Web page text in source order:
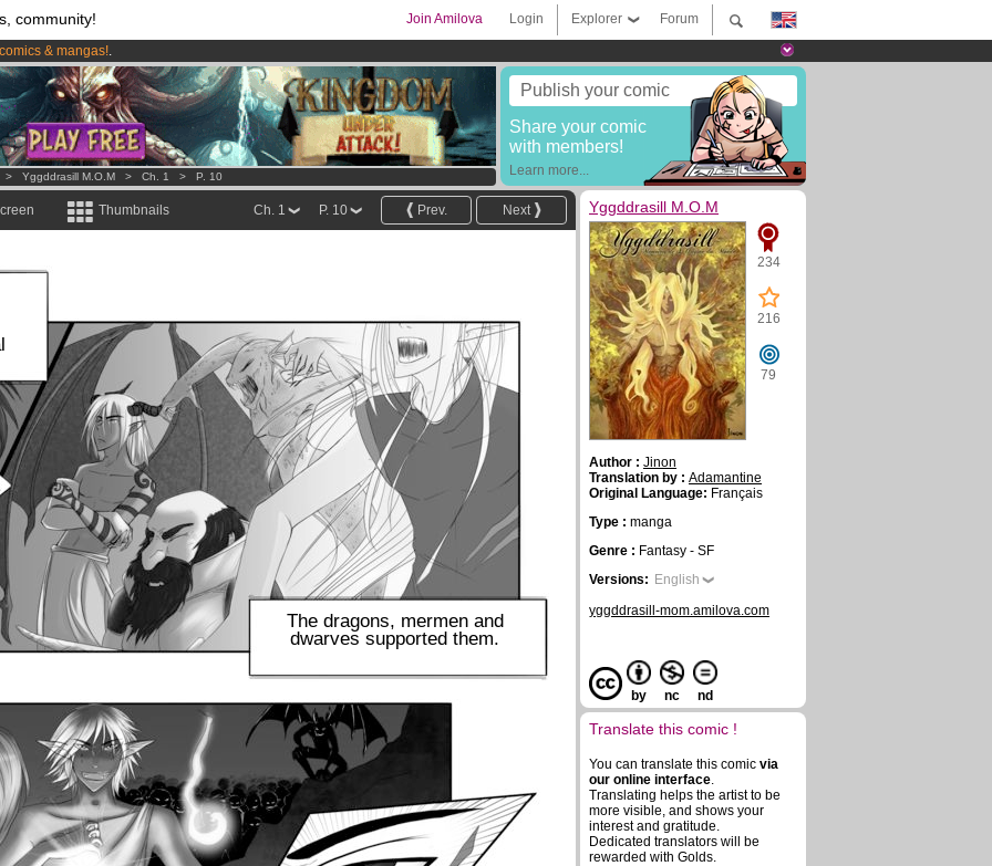
community! Forum
Explorer
Login
Join Amilova
comics & mangas!.
per month !Get membership now
Publish your comic
Share your comic
with members!
Learn more...
Yggddrasill M.O.M > Ch. 1 > P. 10
Thumbnails Next
Prev.
P. 10
Ch. 1
The dragons, mermen and
dwarves supported them.
Yggddrasill M.O.M
234
216
79
Author : Jinon
Translation by : Adamantine
Original Language: Français
Type : manga
Genre : Fantasy - SF
Versions: English
yggddrasill-mom.amilova.com
by nc nd
Translate this comic !
You can translate this comic via
our online interface.
Translating helps the artist to be
more visible, and shows your
interest and gratitude.
Dedicated translators will be
rewarded with Golds.